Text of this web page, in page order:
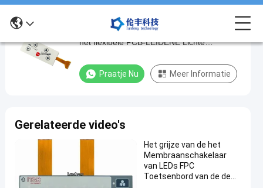
De
Schakelaar
Lange
het
flexibele
LEIDENE
De Schakelaar Lange Levensduur van het
het flexibele PCB-LEIDENE Lichte
Praatje Nu Meer Informatie
Gerelateerde video's
Het grijze van de het
Membraanschakelaar
van LEDs FPC
Toetsenbord van de de